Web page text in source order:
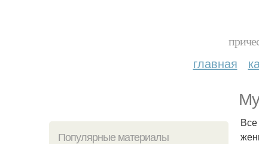
главная
Популярные материалы